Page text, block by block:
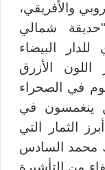
والأفريقي،
"حديقة شمالي
البيضاء
الأزرق
في الصحراء
ينغمسون في
الثمار التي
محمد السادس
الإعفاء من التأشيرة